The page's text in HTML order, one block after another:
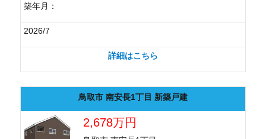
築年月：
2026/7
詳細はこちら
鳥取市 南安長1丁目 新築戸建
2,678万円